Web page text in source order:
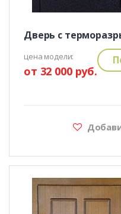
Дверь с
цена модели:
от 32 000 руб.